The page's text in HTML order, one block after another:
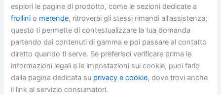
esplori le pagine di prodotto, come le sezioni dedicate a
frollini o merende, ritroverai gli stessi rimandi all’assistenza;
questo ti permette di contestualizzare la tua domanda
partendo dai contenuti di gamma e poi passare al contatto
diretto quando ti serve. Se preferisci verificare prima le
informazioni legali e le impostazioni sui cookie, puoi farlo
dalla pagina dedicata su privacy e cookie, dove trovi anche
il link al servizio consumatori.